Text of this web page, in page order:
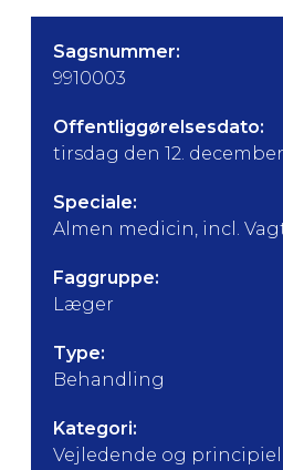
Sagsnummer:
9910003
Offentliggørelsesdato:
tirsdag den 12.
Speciale:
Almen medicin, incl.
Faggruppe:
Læger
Type:
Behandling
Kategori:
Vejledende og